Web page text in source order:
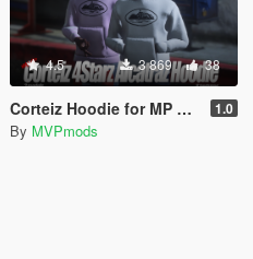
4.5 3 869 38
Corteiz Hoodie for MP Male 1.0
By MVPmods